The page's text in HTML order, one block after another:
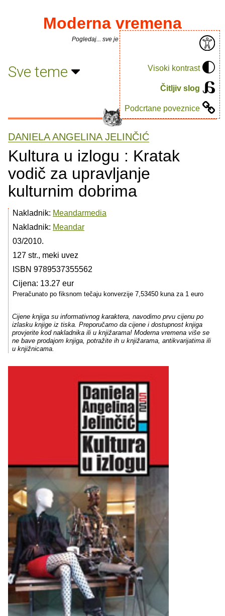
Visoki kontrast
Čitljiv slog
Podcrtane poveznice
Moderna vremena
Pogledaj... sve je puno knjiga.
Sve teme
DANIELA ANGELINA JELINČIĆ
Kultura u izlogu : Kratak
vodič za upravljanje
kulturnim dobrima
Nakladnik: Meandarmedia
Nakladnik: Meandar
03/2010.
127 str., meki uvez
ISBN 9789537355562
Cijena: 13.27 eur
Preračunato po fiksnom tečaju konverzije 7,53450 kuna za 1 euro
Cijene knjiga su informativnog karaktera, navodimo prvu cijenu po
izlasku knjige iz tiska. Preporučamo da cijene i dostupnost knjiga
provjerite kod nakladnika ili u knjižarama! Moderna vremena više se
ne bave prodajom knjiga, potražite ih u knjižarama, antikvarijatima ili
u knjižnicama.